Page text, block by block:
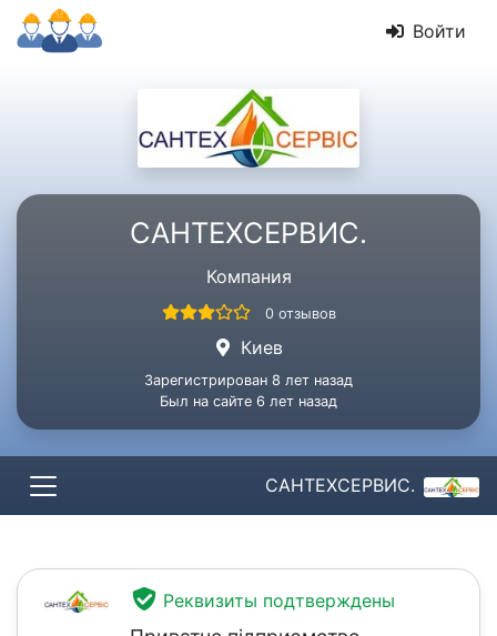
Войти
САНТЕХСЕРВИС.
Компания
0 отзывов
Киев
Зарегистрирован 8 лет назад
Был на сайте 6 лет назад
САНТЕХСЕРВИС.
Реквизиты подтверждены